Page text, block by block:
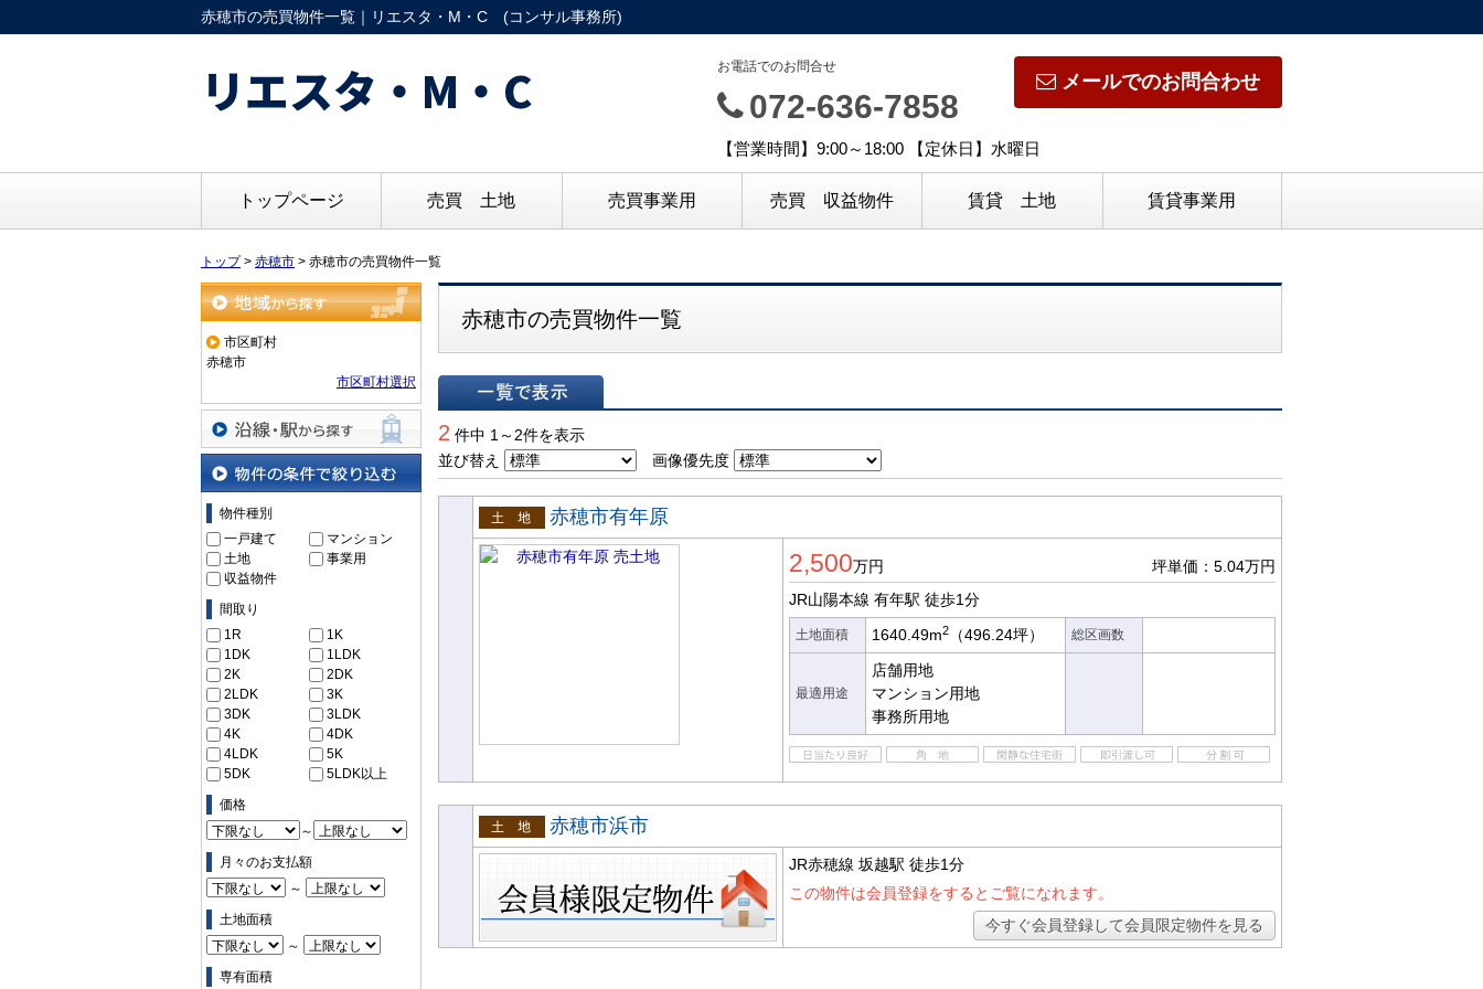
赤穂市の売買物件一覧｜リエスタ・M・C (コンサル事務所)
リエスタ・M・C メールでのお問合わせ
お電話でのお問合せ
072-636-7858
【営業時間】9:00～18:00 【定休日】水曜日
トップページ 売買 土地 売買事業用 売買 収益物件 賃貸 土地 賃貸事業用
トップ> 赤穂市 > 赤穂市の売買物件一覧
地域から探す
市区町村
赤穂市
市区町村選択
沿線・駅から探す
物件の条件で絞り込む
物件種別
一戸建て
マンション
土地
事業用
収益物件
間取り
1R
1K
1DK
1LDK
2K
2DK
2LDK
3K
3DK
3LDK
4K
4DK
4LDK
5K
5DK
5LDK以上
価格
～
月々のお支払額
～
土地面積
～
専有面積
赤穂市の売買物件一覧
2 件中 1～2件を表示
並び替え
画像優先度
売土地
赤穂市有年原
2,500万円
坪単価：5.04万円
JR山陽本線 有年駅 徒歩1分
土地面積 1640.49m2 （496.24坪） 総区画数
最適用途
店舗用地
マンション用地
事務所用地
土地
赤穂市浜市
JR赤穂線 坂越駅 徒歩1分
この物件は会員登録をするとご覧になれます。
今すぐ会員登録して会員限定物件を見る